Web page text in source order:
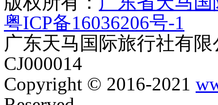
粤ICP备16036206号-1
广东天马国际旅行社有
CJ000014
Copyright © 2016-2021